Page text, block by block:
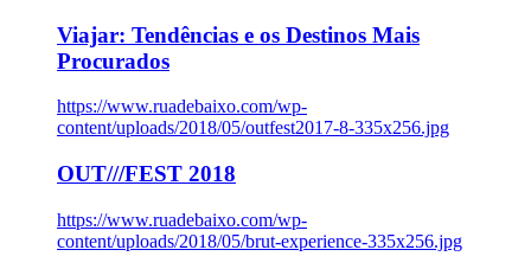
Viajar: Tendências e os Destinos Mais
Procurados
https://www.ruadebaixo.com/wp-
content/uploads/2018/05/outfest2017-8-335x256.jpg
OUT///FEST 2018
https://www.ruadebaixo.com/wp-
content/uploads/2018/05/brut-experience-335x256.jpg